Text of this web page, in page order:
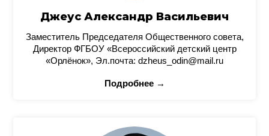
Джеус Александр Васильевич
Заместитель Председателя Общественного совета,
Директор ФГБОУ «Всероссийский детский центр
«Орлёнок», Эл.почта: dzheus_odin@mail.ru
Подробнее →